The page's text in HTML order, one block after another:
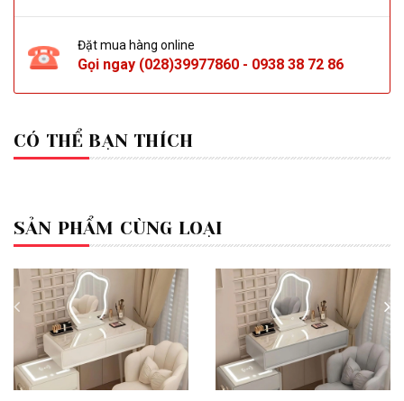
Đặt mua hàng online
Gọi ngay (028)39977860 - 0938 38 72 86
CÓ THỂ BẠN THÍCH
SẢN PHẨM CÙNG LOẠI